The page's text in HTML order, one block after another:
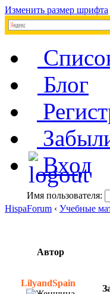
Изменить размер шрифта
Блог
Вход
Имя пользователя:
HispaForum ‹ Учебные
Автор
LilyandSpain